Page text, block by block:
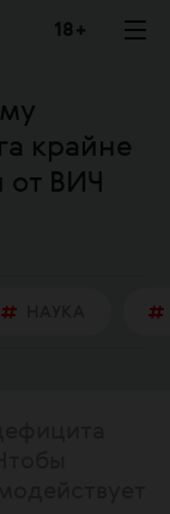
18 +
крайне
от ВИЧ